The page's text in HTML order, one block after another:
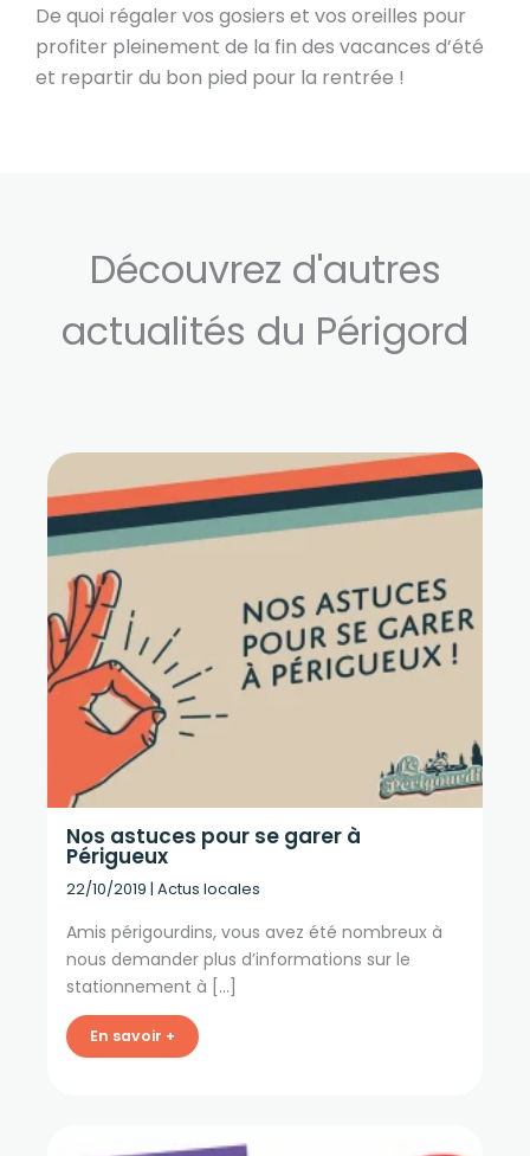
De quoi régaler vos gosiers et vos oreilles pour
profiter pleinement de la fin des vacances d’été
et repartir du bon pied pour la rentrée !
Découvrez d'autres
actualités du Périgord
Nos astuces pour se garer à
Périgueux
22/10/2019 | Actus locales
Amis périgourdins, vous avez été nombreux à
nous demander plus d’informations sur le
stationnement à […]
En savoir +